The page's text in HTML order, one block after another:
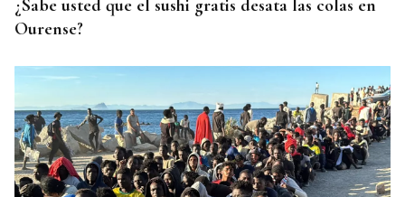
¿Sabe usted que el sushi gratis desata las colas en
Ourense?